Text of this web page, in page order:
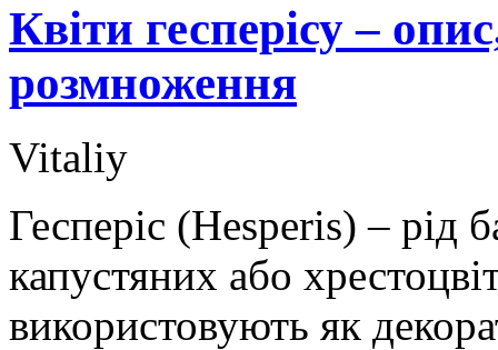
Квіти гесперісу –
розмноження
Vitaliy
Гесперіс (Hesperis) – рід
капустяних або
використовують як